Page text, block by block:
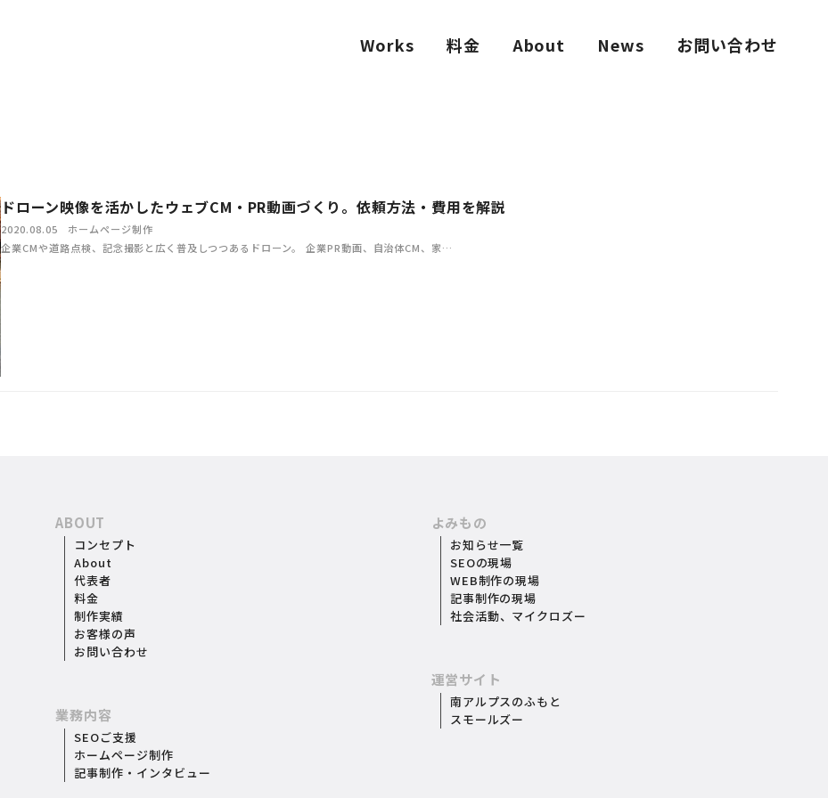
Works 料金 About News お問い合わせ
ドローン映像を活かしたウェブCM・PR動画づくり。依頼方法・費用を解説
2020.08.05
ホームページ制作
企業CMや道路点検、記念撮影と広く普及しつつあるドローン。 企業PR動画、自治体CM、家…
ABOUT
コンセプト
About
代表者
料金
制作実績
お客様の声
お問い合わせ
業務内容
SEOご支援
ホームページ制作
記事制作・インタビュー
よみもの
お知らせ一覧
SEOの現場
WEB制作の現場
記事制作の現場
社会活動、 マイクロズー
運営サイト
南アルプスのふもと
スモールズー